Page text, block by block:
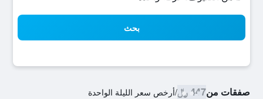
بحث
صفقات من447 ﷼ /أرخص سعر الليلة الواحدة